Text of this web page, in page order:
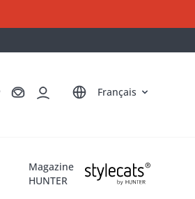
Deutsch
English
Italiano
Nederlands
Français
Magazine
HUNTER